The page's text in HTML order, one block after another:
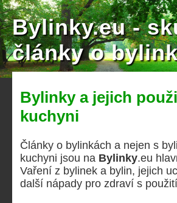
Bylinky.eu -
články o
Bylinky a jejich
kuchyni
Články o bylinkách a nejen s
kuchyni jsou na Bylinky.eu
Vaření z bylinek a bylin, jejich
další nápady pro zdraví s